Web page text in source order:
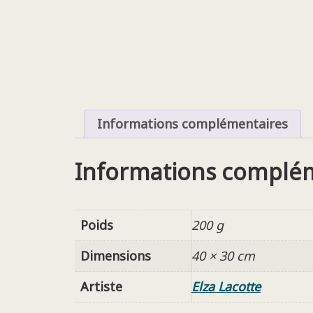
Informations complémentaires
Informations
Poids
200 g
Dimensions
40 × 30 cm
Artiste
Elza Lacotte